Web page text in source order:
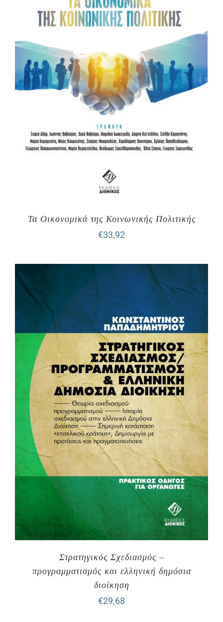
Τα Οικονομικά της Κοινωνικής Πολιτικής
€33,92
Στρατηγικός Σχεδιασμός –
προγραμματισμός και ελληνική δημόσια
διοίκηση
€29,68